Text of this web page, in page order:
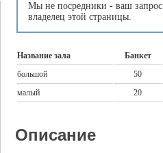
Мы не посредники - ваш
владелец этой страницы.
Название зала Банкет
большой
50
малый
20
Описание